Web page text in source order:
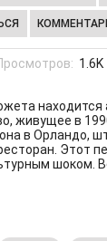
1.6K
находится
живущее в
в Орландо,
Этот
шоком.